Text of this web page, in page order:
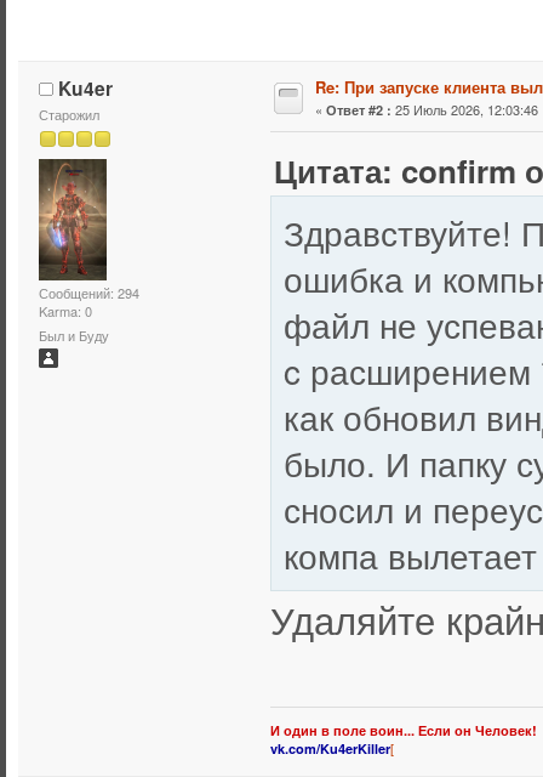
Ku4er
Старожил
Сообщений: 294
Karma: 0
Был и Буду
Re: При запуске клиента
« Ответ #2 : 25 Июль 2026, 12:03:46
Цитата: confirm
Здравствуйте!
ошибка и
файл не
c расширением
как обновил
было. И папку
сносил и
компа
Удаляйте
И один в поле воин... Если он Человек!
vk.com/Ku4erKiller[